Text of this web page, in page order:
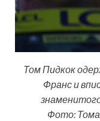
Том Пидкок
Франс и
Фото: